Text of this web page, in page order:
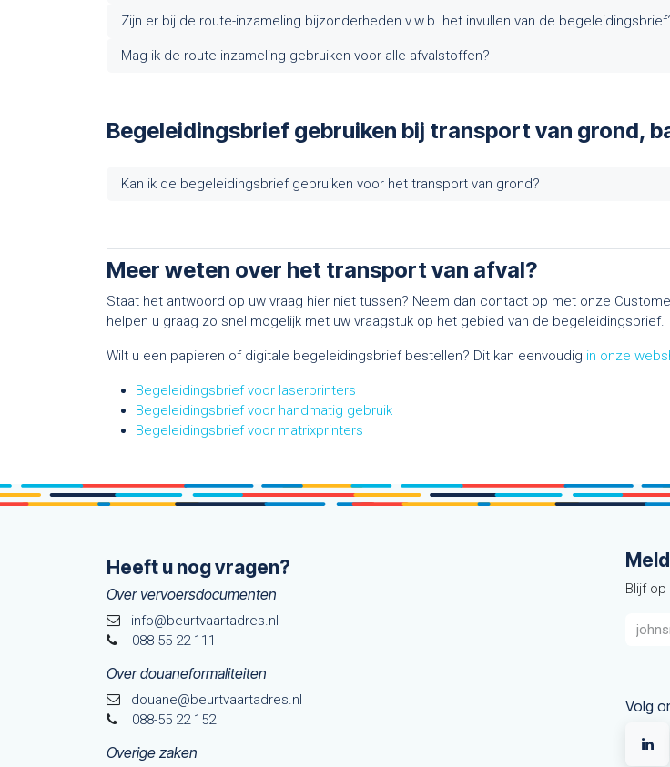
Zijn er bij de route-inzameling bijzonderheden v.w.b. het invullen van de
Mag ik de route-inzameling gebruiken voor alle afvalstoffen?
Begeleidingsbrief gebruiken bij transport van grond,
Kan ik de begeleidingsbrief gebruiken voor het transport van grond?
Meer weten over het transport van afval?
Staat het antwoord op uw vraag hier niet tussen? Neem dan contact op met onze
helpen u graag zo snel mogelijk met uw vraagstuk op het gebied van de begeleidingsbrief.
Wilt u een papieren of digitale begeleidingsbrief bestellen? Dit kan eenvoudig in onze
Begeleidingsbrief voor laserprinters
Begeleidingsbrief voor handmatig gebruik
Begeleidingsbrief voor matrixprinters
Heeft u nog vragen?
Over vervoersdocumenten
info@beurtvaartadres.nl
088-55 22 111
Over douaneformaliteiten
douane@beurtvaarta​dres.nl
088-55 22 152
Overige zaken
Blijf
Volg